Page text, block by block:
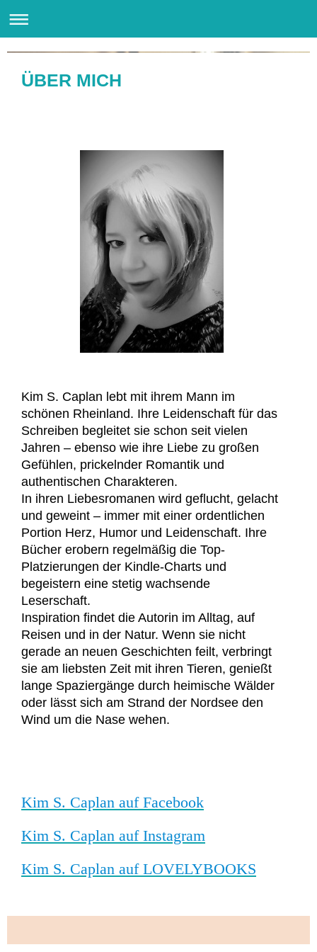
ÜBER MICH
Kim S. Caplan lebt mit ihrem Mann im
schönen Rheinland. Ihre Leidenschaft für das
Schreiben begleitet sie schon seit vielen
Jahren – ebenso wie ihre Liebe zu großen
Gefühlen, prickelnder Romantik und
authentischen Charakteren.
In ihren Liebesromanen wird geflucht, gelacht
und geweint – immer mit einer ordentlichen
Portion Herz, Humor und Leidenschaft. Ihre
Bücher erobern regelmäßig die Top-
Platzierungen der Kindle-Charts und
begeistern eine stetig wachsende
Leserschaft.
Inspiration findet die Autorin im Alltag, auf
Reisen und in der Natur. Wenn sie nicht
gerade an neuen Geschichten feilt, verbringt
sie am liebsten Zeit mit ihren Tieren, genießt
lange Spaziergänge durch heimische Wälder
oder lässt sich am Strand der Nordsee den
Wind um die Nase wehen.
Kim S. Caplan auf Facebook
Kim S. Caplan auf Instagram
Kim S. Caplan auf LOVELYBOOKS